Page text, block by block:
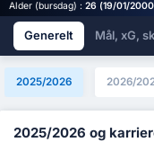
Alder (bursdag) : 26 (19/01/
Generelt Mål, xG,
2025/2026 2026/
2025/2026 og